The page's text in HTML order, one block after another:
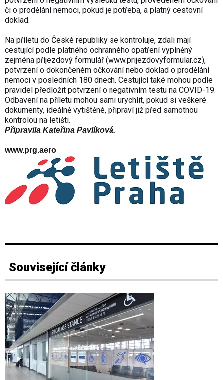
či o prodělání nemoci, pokud je potřeba, a platný cestovní
doklad.
Na příletu do České republiky se kontroluje, zdali mají
cestující podle platného ochranného opatření vyplněný
zejména příjezdový formulář (www.prijezdovyformular.cz),
potvrzení o dokončeném očkování nebo doklad o prodělání
nemoci v posledních 180 dnech. Cestující také mohou podle
pravidel předložit potvrzení o negativním testu na COVID-19.
Odbavení na příletu mohou sami urychlit, pokud si veškeré
dokumenty, ideálně vytištěné, připraví již před samotnou
kontrolou na letišti.
Připravila Kateřina Pavlíková.
www.prg.aero
Související články